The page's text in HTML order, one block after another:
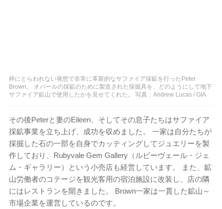
枠にとらわれない発想で非常に革新的なサファイア採鉱を行ったPeter
Brown。 オパールの採鉱のために製造された採掘具を、どのようにして地下
サファイア鉱山で使用したかを見せてくれた。 写真：Andrew Lucas / GIA
その後Peterと妻のEileen、そしてその息子たちはサファイア
採鉱事業を立ち上げ、成功を収めました。 一家は自分たちが
採掘した石の一部を自身でカッティングしてジュエリーを製
作しており、Rubyvale Gem Gallery（ルビーヴェール・ジェ
ム・ギャラリー）という小売店も経営しています。 また、鉱
山労働者のコテージを観光客用の宿泊施設に改装し、店の隣
にはレストランを開きました。 Brown一家は一貫した鉱山～
市場企業を運営しているのです。